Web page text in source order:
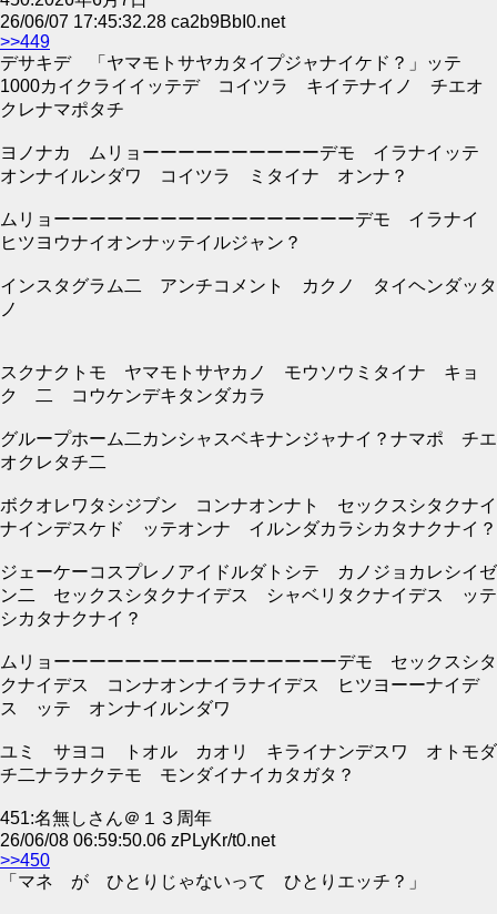
26/06/07 17:45:32.28 ca2b9BbI0.net
>>449
デサキデ 「ヤマモトサヤカタイプジャナイケド？」ッテ
1000カイクライイッテデ コイツラ キイテナイノ チエオ
クレナマポタチ
ヨノナカ ムリョーーーーーーーーーーデモ イラナイッテ
オンナイルンダワ コイツラ ミタイナ オンナ？
ムリョーーーーーーーーーーーーーーーーーデモ イラナイ
ヒツヨウナイオンナッテイルジャン？
インスタグラム二 アンチコメント カクノ タイヘンダッタ
ノ
スクナクトモ ヤマモトサヤカノ モウソウミタイナ キョ
ク 二 コウケンデキタンダカラ
グループホーム二カンシャスベキナンジャナイ？ナマポ チエ
オクレタチ二
ボクオレワタシジブン コンナオンナト セックスシタクナイ
ナインデスケド ッテオンナ イルンダカラシカタナクナイ？
ジェーケーコスプレノアイドルダトシテ カノジョカレシイゼ
ン二 セックスシタクナイデス シャベリタクナイデス ッテ
シカタナクナイ？
ムリョーーーーーーーーーーーーーーーーデモ セックスシタ
クナイデス コンナオンナイラナイデス ヒツヨーーナイデ
ス ッテ オンナイルンダワ
ユミ サヨコ トオル カオリ キライナンデスワ オトモダ
チ二ナラナクテモ モンダイナイカタガタ？
451:名無しさん＠１３周年
26/06/08 06:59:50.06 zPLyKr/t0.net
>>450
「マネ が ひとりじゃないって ひとりエッチ？」